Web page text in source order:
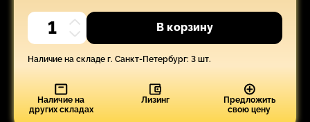
В корзину
Наличие на складе г. Санкт-Петербург: 3 шт.
Наличие на
других складах
Лизинг
Предложить
свою цену